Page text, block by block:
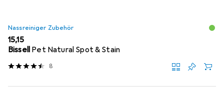
Nassreiniger Zubehör
EUR
15,15
Bissell Pet Natural Spot & Stain
8